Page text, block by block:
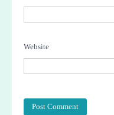
Website